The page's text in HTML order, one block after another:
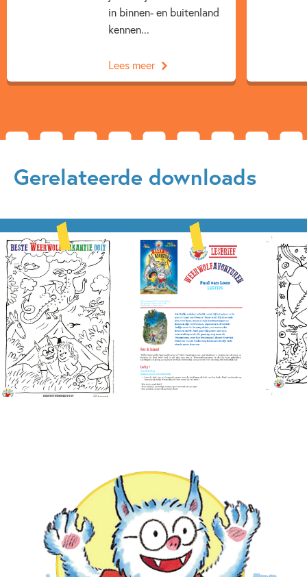
in binnen- en buitenland
kennen...
Lees meer
Gerelateerde downloads